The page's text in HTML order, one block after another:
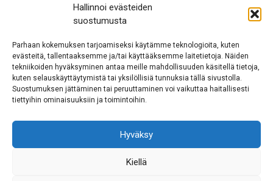
Hallinnoi evästeiden
suostumusta
Parhaan kokemuksen tarjoamiseksi käytämme teknologioita, kuten
evästeitä, tallentaaksemme ja/tai käyttääksemme laitetietoja. Näiden
tekniikoiden hyväksyminen antaa meille mahdollisuuden käsitellä tietoja,
kuten selauskäyttäytymistä tai yksilöllisiä tunnuksia tällä sivustolla.
Suostumuksen jättäminen tai peruuttaminen voi vaikuttaa haitallisesti
tiettyihin ominaisuuksiin ja toimintoihin.
Hyväksy
Kiellä
Y-tunnus 0625907-2
Inarintie 46
99870 Inari
Löydät meidät myös somesta!
Instagram
Facebook